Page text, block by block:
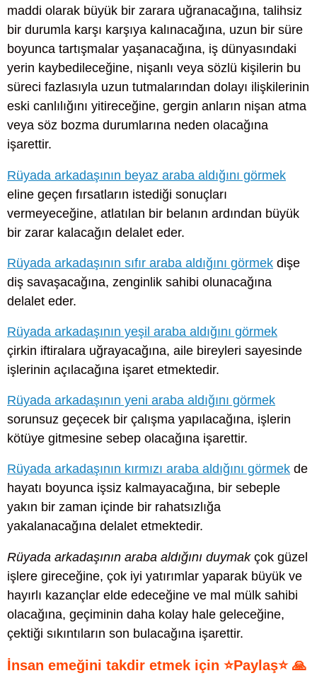
maddi olarak büyük bir zarara uğranacağına, talihsiz
bir durumla karşı karşıya kalınacağına, uzun bir süre
boyunca tartışmalar yaşanacağına, iş dünyasındaki
yerin kaybedileceğine, nişanlı veya sözlü kişilerin bu
süreci fazlasıyla uzun tutmalarından dolayı ilişkilerinin
eski canlılığını yitireceğine, gergin anların nişan atma
veya söz bozma durumlarına neden olacağına
işarettir.
Rüyada arkadaşının beyaz araba aldığını görmek
eline geçen fırsatların istediği sonuçları
vermeyeceğine, atlatılan bir belanın ardından büyük
bir zarar kalacağın delalet eder.
Rüyada arkadaşının sıfır araba aldığını görmek dişe
diş savaşacağına, zenginlik sahibi olunacağına
delalet eder.
Rüyada arkadaşının yeşil araba aldığını görmek
çirkin iftiralara uğrayacağına, aile bireyleri sayesinde
işlerinin açılacağına işaret etmektedir.
Rüyada arkadaşının yeni araba aldığını görmek
sorunsuz geçecek bir çalışma yapılacağına, işlerin
kötüye gitmesine sebep olacağına işarettir.
Rüyada arkadaşının kırmızı araba aldığını görmek de
hayatı boyunca işsiz kalmayacağına, bir sebeple
yakın bir zaman içinde bir rahatsızlığa
yakalanacağına delalet etmektedir.
Rüyada arkadaşının araba aldığını duymakçok güzel
işlere gireceğine, çok iyi yatırımlar yaparak büyük ve
hayırlı kazançlar elde edeceğine ve mal mülk sahibi
olacağına, geçiminin daha kolay hale geleceğine,
çektiği sıkıntıların son bulacağına işarettir.
İnsan emeğini takdir etmek için ⭐Paylaş⭐ 🙏